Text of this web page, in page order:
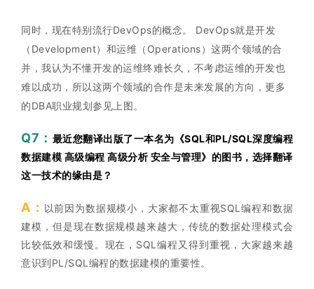
同时，现在特别流行DevOps的概念。 DevOps就是开发
（Development）和运维（Operations）这两个领域的合
并，我认为不懂开发的运维终难长久，不考虑运维的开发也
难以成功，所以这两个领域的合作是未来发展的方向，更多
的DBA职业规划参见上图。
Q7： 最近您翻译出版了一本名为《SQL和PL/SQL深度编程
数据建模 高级编程 高级分析 安全与管理》的图书，选择翻译
这一技术的缘由是？
A： 以前因为数据规模小，大家都不太重视SQL编程和数据
建模，但是现在数据规模越来越大，传统的数据处理模式会
比较低效和缓慢。现在，SQL编程又得到重视，大家越来越
意识到PL/SQL编程的数据建模的重要性。